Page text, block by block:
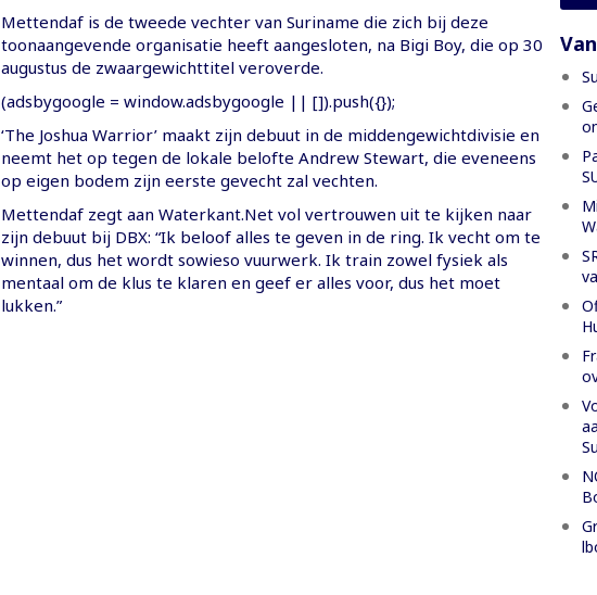
Mettendaf is de tweede vechter van Suriname die zich bij deze
toonaangevende organisatie heeft aangesloten, na Bigi Boy, die op 30
augustus de zwaargewichttitel veroverde.
(adsbygoogle = window.adsbygoogle || []).push({});
‘The Joshua Warrior’ maakt zijn debuut in de middengewichtdivisie en
neemt het op tegen de lokale belofte Andrew Stewart, die eveneens
op eigen bodem zijn eerste gevecht zal vechten.
Mettendaf zegt aan Waterkant.Net vol vertrouwen uit te kijken naar
zijn debuut bij DBX: “Ik beloof alles te geven in de ring. Ik vecht om te
winnen, dus het wordt sowieso vuurwerk. Ik train zowel fysiek als
mentaal om de klus te klaren en geef er alles voor, dus het moet
lukken.”